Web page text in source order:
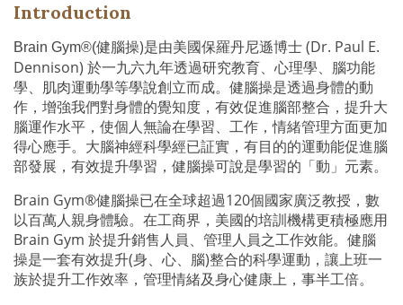
Introduction
Brain Gym®(健腦操)是由美國保羅丹尼遜博士(Dr. Paul E.
Dennison) 於一九六九年透過研究教育、心理學、腦功能
學、肌肉運動學等學說創立而成。健腦操是透過身體的動
作，增強我們對身體的覺知度，有效促進腦部整合，提升大
腦運作水平，使個人無論在學習、工作，情緒管理方面更加
得心應手。大腦神經科學經已証實，有目的的運動能促進腦
部發展，有效提升學習，健腦操可說是學習的「動」元素。
Brain Gym®健腦操已在全球超過120個國家廣泛教授，數
以百萬人親身體驗。在工商界，美國的培訓機構更積極應用
Brain Gym 於提升銷售人員、管理人員之工作效能。健腦
操是一套有效提升(身、心、腦)整合的科學運動，讓上班一
族於提升工作效率，管理情緒及身心健康上，事半工倍。